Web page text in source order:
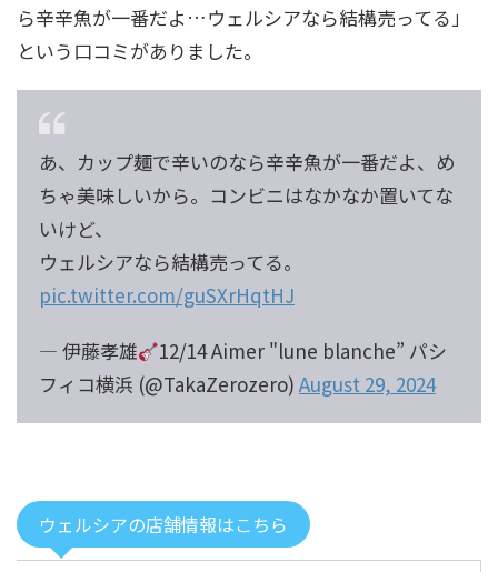
ら辛辛魚が一番だよ…ウェルシアなら結構売ってる」
という口コミがありました。
あ、カップ麺で辛いのなら辛辛魚が一番だよ、め
ちゃ美味しいから。コンビニはなかなか置いてな
いけど、
ウェルシアなら結構売ってる。
pic.twitter.com/guSXrHqtHJ
— 伊藤孝雄
12/14 Aimer "lune blanche” パシ
フィコ横浜 (@TakaZerozero) August 29, 2024
ウェルシアの店舗情報はこちら